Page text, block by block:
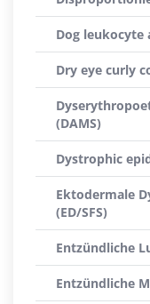
Dog leukocyte
Dry eye curly
(DAMS)
Dystrophic
Ektodermale
(ED/SFS)
Entzündliche
Entzündliche